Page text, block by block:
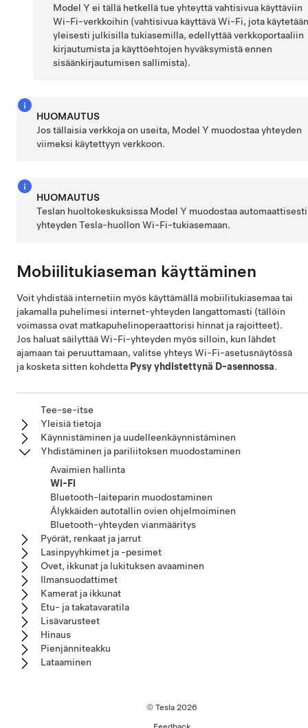
Model Y ei tällä hetkellä tue yhteyttä vahtisivua käyttäviin
Wi-Fi-verkkoihin (vahtisivua käyttävä Wi-Fi, jota
yleisesti julkisilla tukiasemilla, edellyttää verkkoportaaliin
kirjautumista ja käyttöehtojen hyväksymistä ennen
sisäänkirjautumisen sallimista).
HUOMAUTUS
Jos tällaisia verkkoja on useita, Model Y muodostaa yhteyden
viimeksi käytettyyn verkkoon.
HUOMAUTUS
Teslan huoltokeskuksissa Model Y muodostaa automaattisesti
yhteyden Tesla-huollon Wi-Fi-tukiasemaan.
Mobiilitukiaseman käyttäminen
Voit yhdistää internetiin myös käyttämällä mobiilitukiasemaa tai
jakamalla puhelimesi internet-yhteyden langattomasti (tällöin
voimassa ovat matkapuhelinoperaattorisi hinnat ja rajoitteet).
Jos haluat säilyttää Wi-Fi-yhteyden myös silloin, kun lähdet
ajamaan tai peruuttamaan, valitse yhteys Wi-Fi-asetusnäytössä
ja kosketa sitten kohdetta Pysy yhdistettynä D-asennossa.
Tee-se-itse
Yleisiä tietoja
Käynnistäminen ja uudelleenkäynnistäminen
Yhdistäminen ja pariliitoksen muodostaminen
Avaimien hallinta
Wi-Fi
Bluetooth-laiteparin muodostaminen
Älykkäiden autotallin ovien ohjelmoiminen
Bluetooth-yhteyden vianmääritys
Pyörät, renkaat ja jarrut
Lasinpyyhkimet ja -pesimet
Ovet, ikkunat ja lukituksen avaaminen
Ilmansuodattimet
Kamerat ja ikkunat
Etu- ja takatavaratila
Lisävarusteet
Hinaus
Pienjänniteakku
Lataaminen
© Tesla 2026